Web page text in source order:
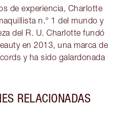
de experiencia, Charlotte
n.° 1 del mundo y
del R. U. Charlotte fundó
en 2013, una marca de
y ha sido galardonada
RELACIONADAS